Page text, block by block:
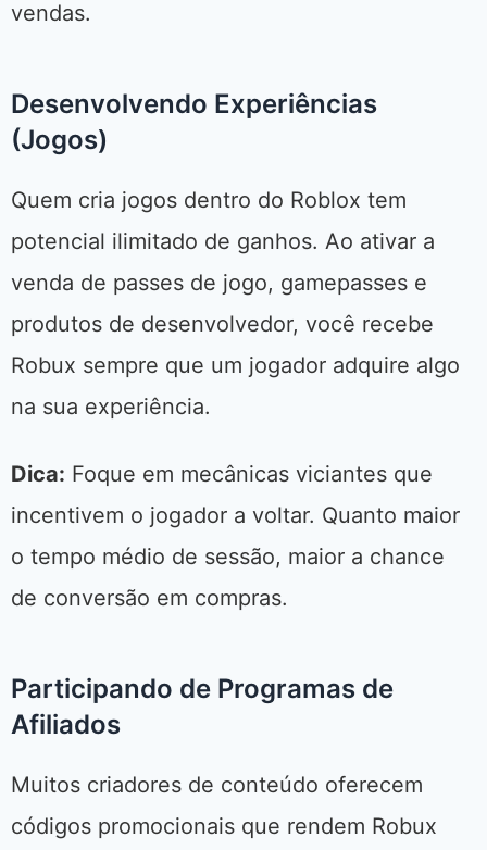
vendas.
Desenvolvendo Experiências
(Jogos)
Quem cria jogos dentro do Roblox tem
potencial ilimitado de ganhos. Ao ativar a
venda de passes de jogo, gamepasses e
produtos de desenvolvedor, você recebe
Robux sempre que um jogador adquire algo
na sua experiência.
Dica: Foque em mecânicas viciantes que
incentivem o jogador a voltar. Quanto maior
o tempo médio de sessão, maior a chance
de conversão em compras.
Participando de Programas de
Afiliados
Muitos criadores de conteúdo oferecem
códigos promocionais que rendem Robux